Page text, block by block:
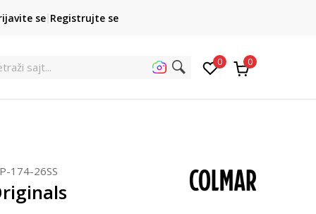
POZOVITE NAS
011 422 1422
se Registrujte se
0 0
174-26SS